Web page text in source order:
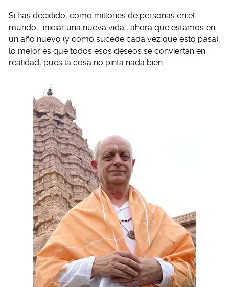
Si has decidido, como millones de personas en el
mundo, “iniciar una nueva vida”, ahora que estamos en
un año nuevo (y como sucede cada vez que esto pasa),
lo mejor es que todos esos deseos se conviertan en
realidad, pues la cosa no pinta nada bien…